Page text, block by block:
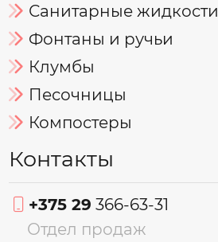
Санитарные жидкости
Фонтаны и ручьи
Клумбы
Песочницы
Компостеры
Контакты
+375 29 366-63-31
Отдел продаж